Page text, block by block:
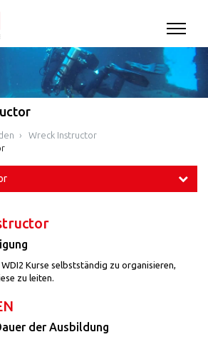
Wreck Instructor
Kurse selbstständig zu organisieren,
zu leiten.
der Ausbildung